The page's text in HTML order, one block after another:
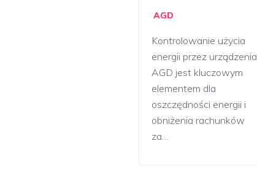
AGD
Kontrolowanie użycia
energii przez urządzenia
AGD jest kluczowym
elementem dla
oszczędności energii i
obniżenia rachunków
za…